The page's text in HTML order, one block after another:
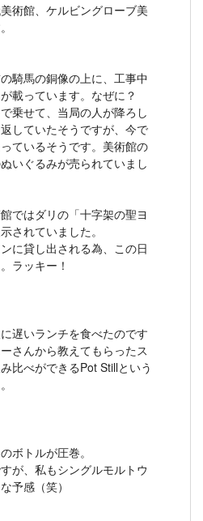
術館、ケルビングローブ美
騎馬の銅像の上に、工事中
載っています。なぜに？
乗せて、当局の人が降ろし
していたそうですが、今で
ているそうです。美術館の
いぐるみが売られていまし
ではダリの「十字架の聖ヨ
されていました。
に貸し出される為、この日
ラッキー！
遅いランチを食べたのです
さんから教えてもらったス
比べができるPot Stillという
ボトルが圧巻。
が、私もシングルモルトウ
予感（笑）